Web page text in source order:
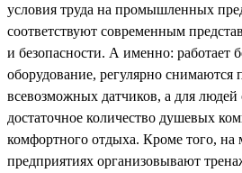
условия труда на промышленных
соответствуют современным
и безопасности. А именно: работает
оборудование, регулярно снимаются
всевозможных датчиков, а для людей
достаточное количество душевых
комфортного отдыха. Кроме того,
предприятиях организовывают